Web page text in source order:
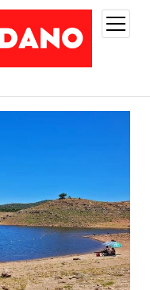
abrir
menú